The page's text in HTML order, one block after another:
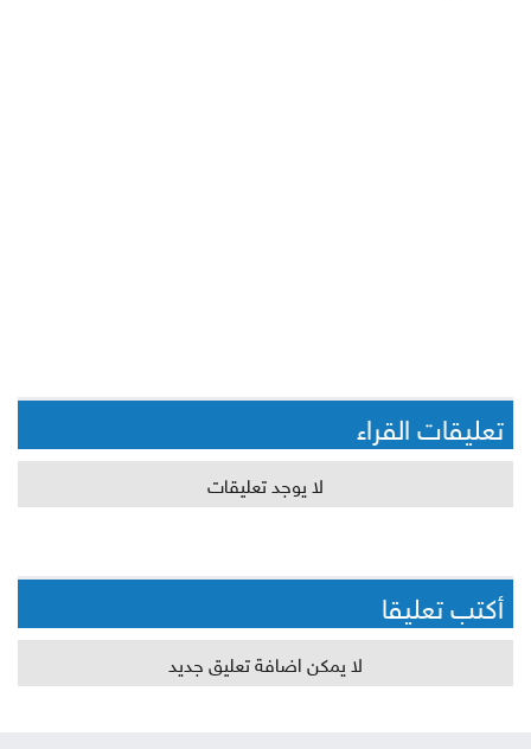
تعليقات القراء
لا يوجد تعليقات
أكتب تعليقا
لا يمكن اضافة تعليق جديد